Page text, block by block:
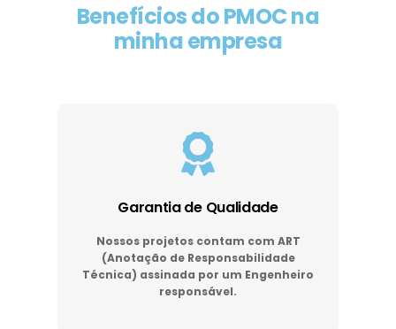
Benefícios do PMOC na
minha empresa
Garantia de Qualidade
Nossos projetos contam com ART
(Anotação de Responsabilidade
Técnica) assinada por um Engenheiro
responsável.